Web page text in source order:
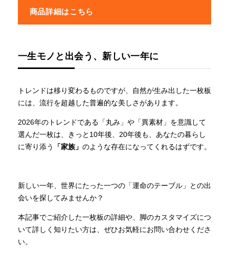
商品詳細はこちら
一生モノと出会う、新しい一年に
トレンドは移り変わるものですが、自然が生み出した一枚板
には、流行を超越した普遍的な美しさがあります。
2026年のトレンドである「丸み」や「異素材」を意識して
選んだ一枚は、きっと10年後、20年後も、あなたの暮らし
に寄り添う
「家族」 のような存在になってくれるはずです。
新しい一年、世界にたった一つの「運命のテーブル」との出
会いを探してみませんか？
本記事でご紹介した一枚板の詳細や、脚のカスタマイズにつ
いて詳しく知りたい方は、ぜひお気軽にお問い合わせくださ
い。